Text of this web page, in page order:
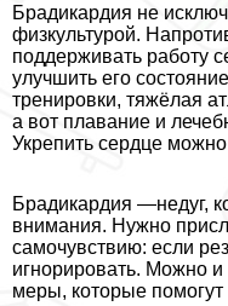
Брадикардия не
физкультурой.
поддерживать работу
улучшить его
тренировки, тяжёлая
а вот плавание и
Укрепить сердце
Брадикардия —недуг,
внимания. Нужно
самочувствию: если
игнорировать. Можно
меры, которые